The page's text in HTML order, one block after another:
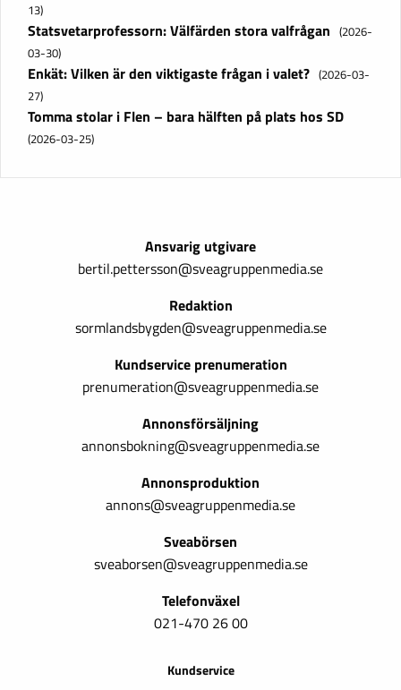
13)
Statsvetarprofessorn: Välfärden stora valfrågan (2026-
03-30)
Enkät: Vilken är den viktigaste frågan i valet? (2026-03-
27)
Tomma stolar i Flen – bara hälften på plats hos SD
(2026-03-25)
Ansvarig utgivare
bertil.pettersson@sveagruppenmedia.se
Redaktion
sormlandsbygden@sveagruppenmedia.se
Kundservice prenumeration
prenumeration@sveagruppenmedia.se
Annonsförsäljning
annonsbokning@sveagruppenmedia.se
Annonsproduktion
annons@sveagruppenmedia.se
Sveabörsen
sveaborsen@sveagruppenmedia.se
Telefonväxel
021-470 26 00
Kundservice